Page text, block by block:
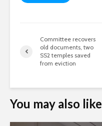
Committee recovers
old documents, two
SS2 temples saved
from eviction
You may also like